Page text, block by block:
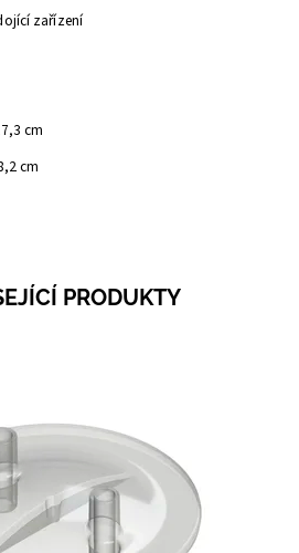
zařízení
cm
cm
PRODUKTY
4